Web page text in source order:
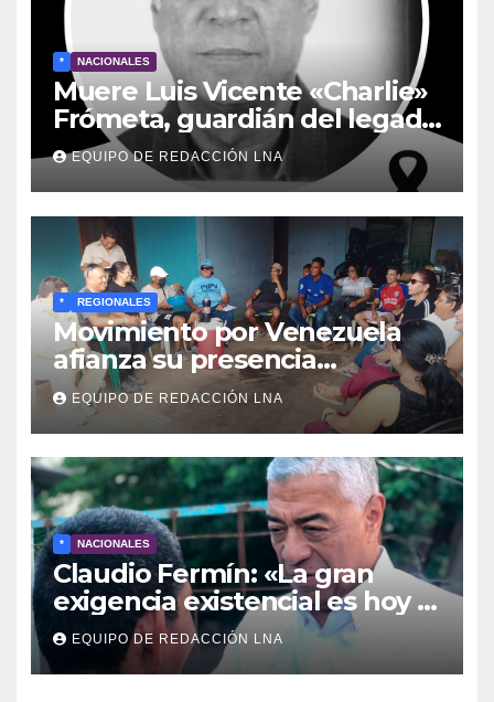
* NACIONALES
Muere Luis Vicente «Charlie»
Frómeta, guardián del legado
musical de la Billo’s Caracas
Boys
EQUIPO DE REDACCIÓN LNA
* REGIONALES
Movimiento por Venezuela
afianza su presencia
comunitaria en La Ponderosa
y otras comunidades de
Anzoátegui
EQUIPO DE REDACCIÓN LNA
* NACIONALES
Claudio Fermín: «La gran
exigencia existencial es hoy la
defensa de la soberanía»
EQUIPO DE REDACCIÓN LNA